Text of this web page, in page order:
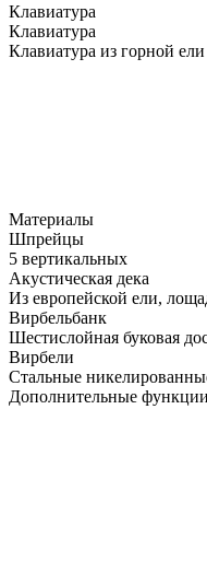
Клавиатура
Клавиатура
Клавиатура из горной
Материалы
Шпрейцы
5 вертикальных
Акустическая дека
Из европейской ели,
Вирбельбанк
Шестислойная буковая
Вирбели
Стальные
Дополнительные функции